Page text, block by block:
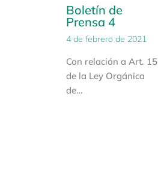
Boletín de
Prensa 4
4 de febrero de 2021
Con relación a Art. 15
de la Ley Orgánica
de…